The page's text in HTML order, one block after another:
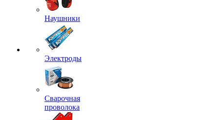
Наушники
Электроды
Сварочная
проволока